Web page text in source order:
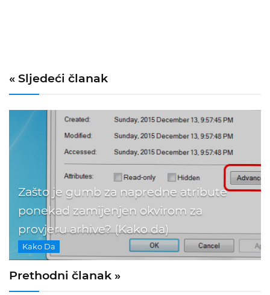
« Sljedeći članak
Zašto je gumb za napredne atribute
ponekad zamijenjen okvirom za
provjeru arhive? (Kako da)
Kako Da
Prethodni članak »